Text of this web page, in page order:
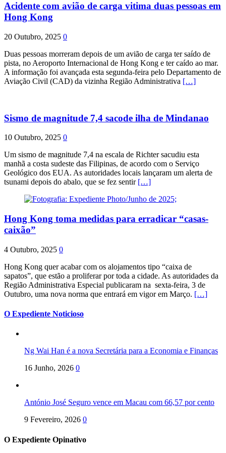
Acidente com avião de carga vitima duas pessoas em
Hong Kong
20 Outubro, 2025 0
Duas pessoas morreram depois de um avião de carga ter saído de
pista, no Aeroporto Internacional de Hong Kong e ter caído ao mar.
A informação foi avançada esta segunda-feira pelo Departamento de
Aviação Civil (CAD) da vizinha Região Administrativa […]
Sismo de magnitude 7,4 sacode ilha de Mindanao
10 Outubro, 2025 0
Um sismo de magnitude 7,4 na escala de Richter sacudiu esta
manhã a costa sudeste das Filipinas, de acordo com o Serviço
Geológico dos EUA. As autoridades locais lançaram um alerta de
tsunami depois do abalo, que se fez sentir […]
Hong Kong toma medidas para erradicar “casas-
caixão”
4 Outubro, 2025 0
Hong Kong quer acabar com os alojamentos tipo “caixa de
sapatos”, que estão a proliferar por toda a cidade. As autoridades da
Região Administrativa Especial publicaram na sexta-feira, 3 de
Outubro, uma nova norma que entrará em vigor em Março. […]
O Expediente Noticioso
Ng Wai Han é a nova Secretária para a Economia e Finanças
16 Junho, 2026 0
António José Seguro vence em Macau com 66,57 por cento
9 Fevereiro, 2026 0
O Expediente Opinativo